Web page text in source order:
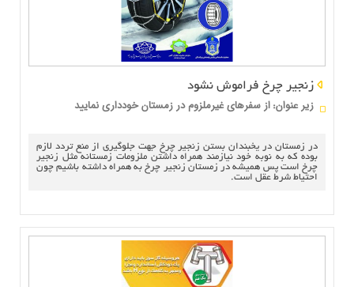
زنجیر چرخ فراموش نشود
زير عنوان: از سفرهای غیرملزوم در زمستان خودداری نمایید
در زمستان در یخبندان بستن زنجیر چرخ جهت جلوگیری از منع تردد لازم
بوده که به نوبه خود نیازمند همراه داشتن ملزومات زمستانه مثل زنجیر
چرخ است پس همیشه در زمستان زنجیر چرخ به همراه داشته باشیم چون
احتیاط شرط عقل است.